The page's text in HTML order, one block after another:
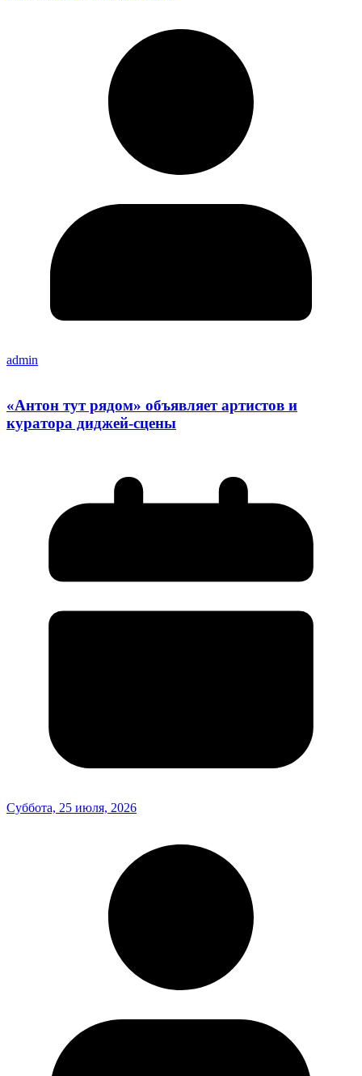
admin
«Антон тут рядом» объявляет артистов и
куратора диджей-сцены
Суббота, 25 июля, 2026